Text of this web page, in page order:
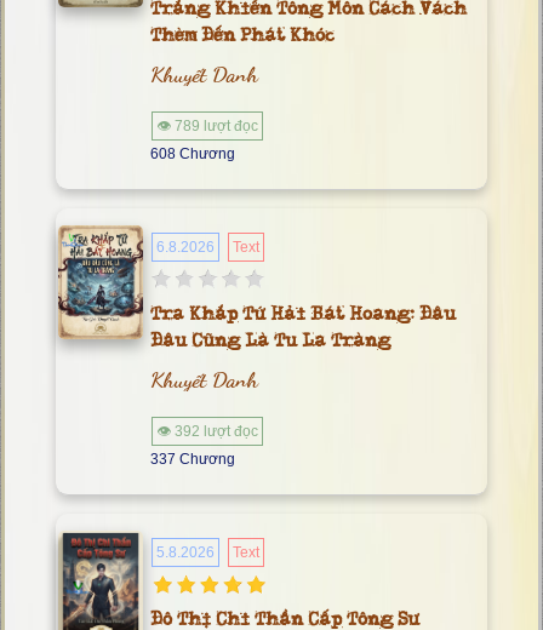
Trắng Khiến Tông Môn Cách Vách
Thèm Đến Phát Khóc
Khuyết Danh
👁 789 lượt đọc
608 Chương
6.8.2026 Text
Tra Khắp Tứ Hải Bát Hoang: Đâu
Đâu Cũng Là Tu La Tràng
Khuyết Danh
👁 392 lượt đọc
337 Chương
5.8.2026 Text
Đô Thị Chi Thần Cấp Tông Sư